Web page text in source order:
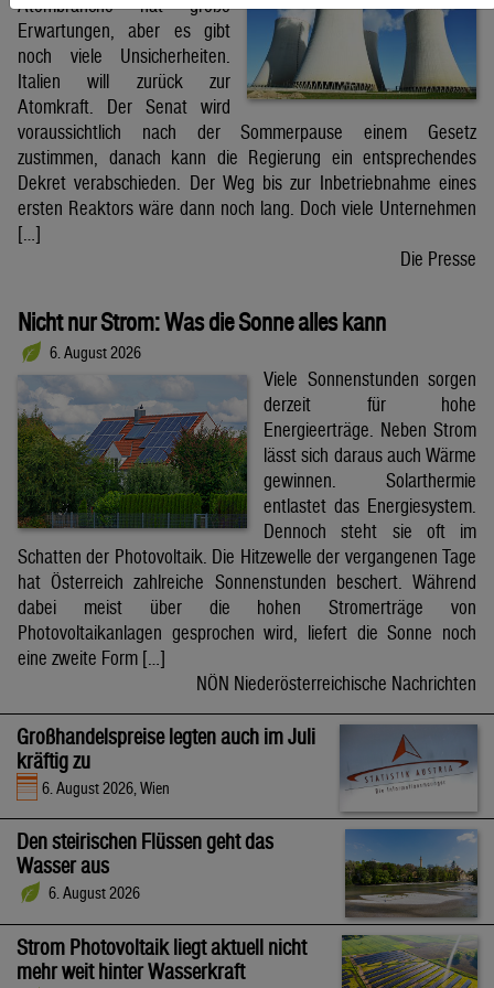
Atombranche hat große
Erwartungen, aber es gibt
noch viele Unsicherheiten.
Italien will zurück zur
Atomkraft. Der Senat wird
voraussichtlich nach der Sommerpause einem Gesetz
zustimmen, danach kann die Regierung ein entsprechendes
Dekret verabschieden. Der Weg bis zur Inbetriebnahme eines
ersten Reaktors wäre dann noch lang. Doch viele Unternehmen
[…]
Die Presse
Nicht nur Strom: Was die Sonne alles kann
6. August 2026
Viele Sonnenstunden sorgen
derzeit für hohe
Energieerträge. Neben Strom
lässt sich daraus auch Wärme
gewinnen. Solarthermie
entlastet das Energiesystem.
Dennoch steht sie oft im
Schatten der Photovoltaik. Die Hitzewelle der vergangenen Tage
hat Österreich zahlreiche Sonnenstunden beschert. Während
dabei meist über die hohen Stromerträge von
Photovoltaikanlagen gesprochen wird, liefert die Sonne noch
eine zweite Form […]
NÖN Niederösterreichische Nachrichten
Großhandelspreise legten auch im Juli
kräftig zu
6. August 2026, Wien
Den steirischen Flüssen geht das
Wasser aus
6. August 2026
Strom Photovoltaik liegt aktuell nicht
mehr weit hinter Wasserkraft